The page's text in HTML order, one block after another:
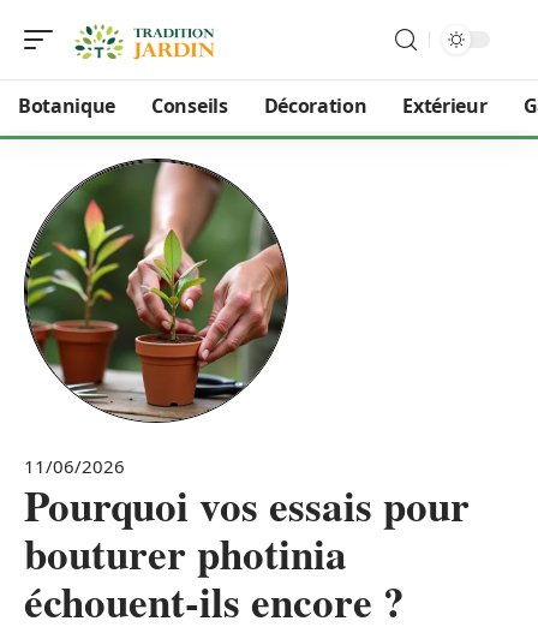
Botanique Conseils Décoration Extérieur
11/06/2026
Pourquoi vos essais pour
bouturer photinia
échouent-ils encore ?